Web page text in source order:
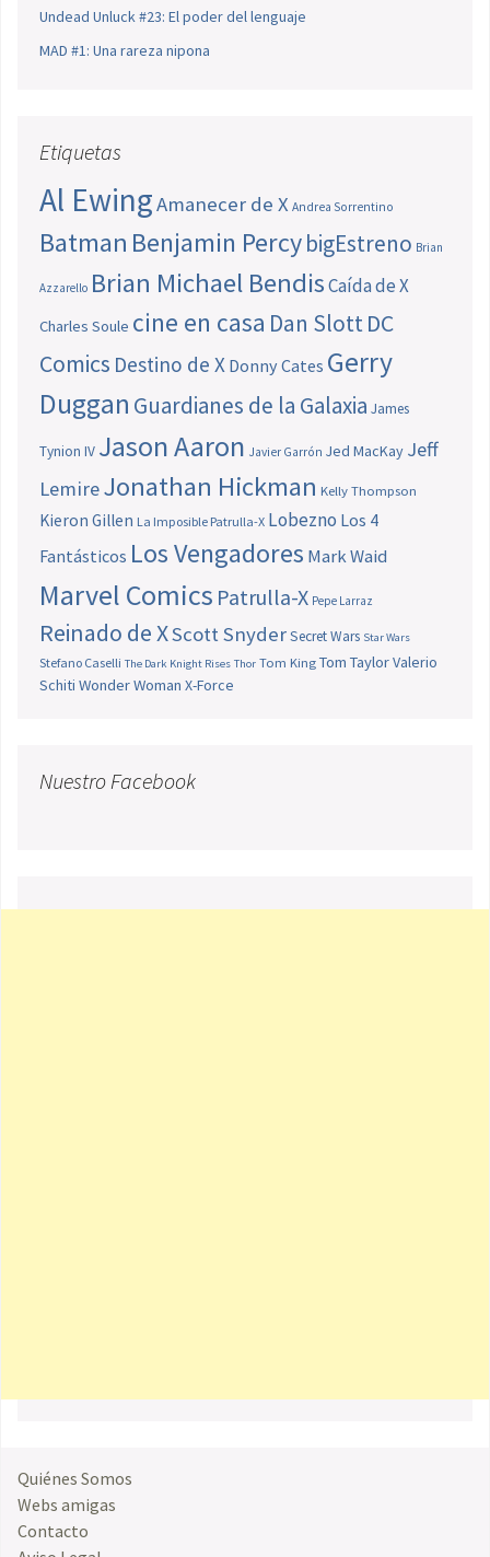
Undead Unluck #23: El poder del lenguaje
MAD #1: Una rareza nipona
Etiquetas
Al EwingAmanecer de X Andrea Sorrentino
Batman Benjamin PercybigEstreno Brian
Azzarello Brian Michael BendisCaída de X
Charles Soule cine en casa Dan SlottDC
Comics Destino de X Donny Cates Gerry
Duggan Guardianes de la Galaxia James
Tynion IV Jason Aaron Javier Garrón Jed MacKay Jeff
LemireJonathan Hickman Kelly Thompson
Kieron Gillen La Imposible Patrulla-X Lobezno Los 4
Fantásticos Los Vengadores Mark Waid
Marvel Comics Patrulla-X Pepe Larraz
Reinado de XScott SnyderSecret Wars Star Wars
Stefano Caselli The Dark Knight Rises Thor Tom King Tom TaylorValerio
Schiti Wonder Woman X-Force
Nuestro Facebook
Quiénes Somos
Webs amigas
Contacto